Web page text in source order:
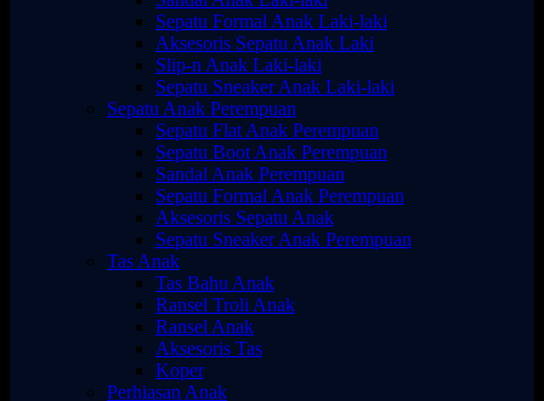
Sepatu Formal Anak Laki-laki
Aksesoris Sepatu Anak Laki
Slip-n Anak Laki-laki
Sepatu Sneaker Anak Laki-laki
Sepatu Anak Perempuan
Sepatu Flat Anak Perempuan
Sepatu Boot Anak Perempuan
Sandal Anak Perempuan
Sepatu Formal Anak Perempuan
Aksesoris Sepatu Anak
Sepatu Sneaker Anak Perempuan
Tas Anak
Tas Bahu Anak
Ransel Troli Anak
Ransel Anak
Aksesoris Tas
Koper
Perhiasan Anak